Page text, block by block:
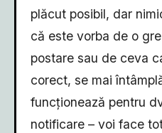
plăcut posibil, dar
că este vorba de o
postare sau de ceva
corect, se mai
funcționează pentru
notificare – voi face